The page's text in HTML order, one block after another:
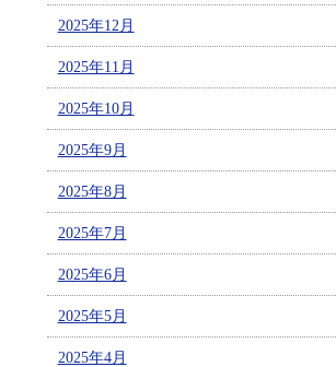
2025年12月
2025年11月
2025年10月
2025年9月
2025年8月
2025年7月
2025年6月
2025年5月
2025年4月